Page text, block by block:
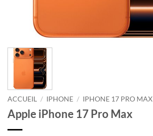
ACCUEIL / IPHONE / IPHONE 17 PRO MAX
Apple iPhone 17 Pro Max